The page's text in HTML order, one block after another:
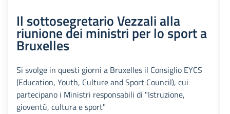
Il sottosegretario Vezzali alla
riunione dei ministri per lo sport a
Bruxelles
Si svolge in questi giorni a Bruxelles il Consiglio EYCS
(Education, Youth, Culture and Sport Council), cui
partecipano i Ministri responsabili di "Istruzione,
gioventù, cultura e sport"